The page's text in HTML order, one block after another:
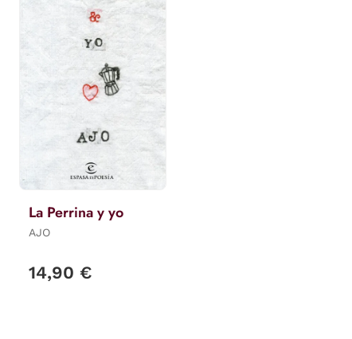
La Perrina y yo
AJO
14,90 €